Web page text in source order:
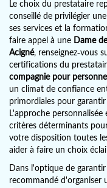
Le choix du prestataire
conseillé de privilégier
ses services et la
faire appel à une Dame
Acigné, renseignez-vous
certifications du
compagnie pour
un climat de confiance
primordiales pour
L'approche
critères déterminants
votre disposition toutes
aider à faire un choix
Dans l'optique de
recommandé d'organiser